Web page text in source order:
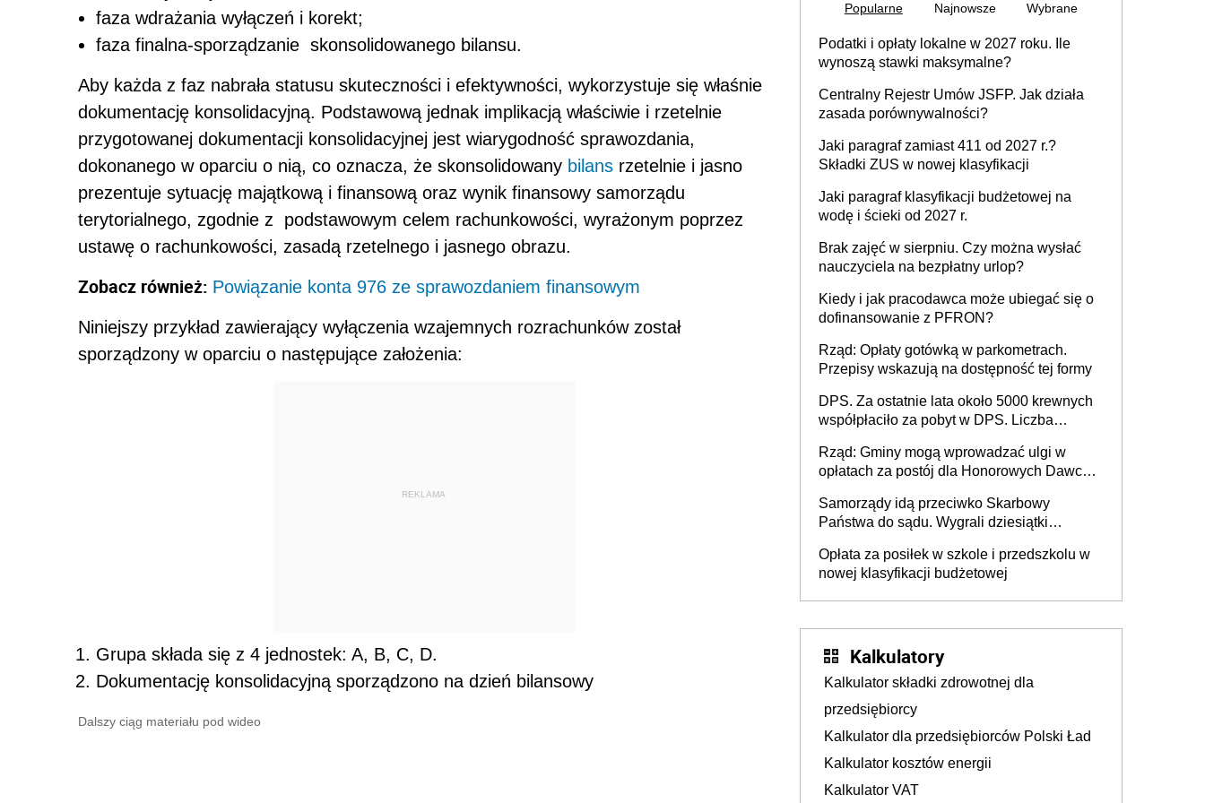
faza wdrażania wyłączeń i korekt;
faza finalna-sporządzanie skonsolidowanego bilansu.
Aby każda z faz nabrała statusu skuteczności i efektywności, wykorzystuje się właśnie
dokumentację konsolidacyjną. Podstawową jednak implikacją właściwie i rzetelnie
przygotowanej dokumentacji konsolidacyjnej jest wiarygodność sprawozdania,
dokonanego w oparciu o nią, co oznacza, że skonsolidowany bilans rzetelnie i jasno
prezentuje sytuację majątkową i finansową oraz wynik finansowy samorządu
terytorialnego, zgodnie z podstawowym celem rachunkowości, wyrażonym poprzez
ustawę o rachunkowości, zasadą rzetelnego i jasnego obrazu.
Zobacz również: Powiązanie konta 976 ze sprawozdaniem finansowym
Niniejszy przykład zawierający wyłączenia wzajemnych rozrachunków został
sporządzony w oparciu o następujące założenia:
REKLAMA
Grupa składa się z 4 jednostek: A, B, C, D.
Dokumentację konsolidacyjną sporządzono na dzień bilansowy
Dalszy ciąg materiału pod wideo
Popularne Najnowsze Wybrane
Podatki i opłaty lokalne w 2027 roku. Ile
wynoszą stawki maksymalne?
Centralny Rejestr Umów JSFP. Jak działa
zasada porównywalności?
Jaki paragraf zamiast 411 od 2027 r.?
Składki ZUS w nowej klasyfikacji
Jaki paragraf klasyfikacji budżetowej na
wodę i ścieki od 2027 r.
Brak zajęć w sierpniu. Czy można wysłać
nauczyciela na bezpłatny urlop?
Kiedy i jak pracodawca może ubiegać się o
dofinansowanie z PFRON?
Rząd: Opłaty gotówką w parkometrach.
Przepisy wskazują na dostępność tej formy
DPS. Za ostatnie lata około 5000 krewnych
współpłaciło za pobyt w DPS. Liczba
Rząd: Gminy mogą wprowadzać ulgi w
opłatach za postój dla Honorowych Dawców
Samorządy idą przeciwko Skarbowy
Państwa do sądu. Wygrali dziesiątki
Opłata za posiłek w szkole i przedszkolu w
nowej klasyfikacji budżetowej
Kalkulatory
Kalkulator składki zdrowotnej dla
przedsiębiorcy
Kalkulator dla przedsiębiorców Polski Ład
Kalkulator kosztów energii
Kalkulator VAT